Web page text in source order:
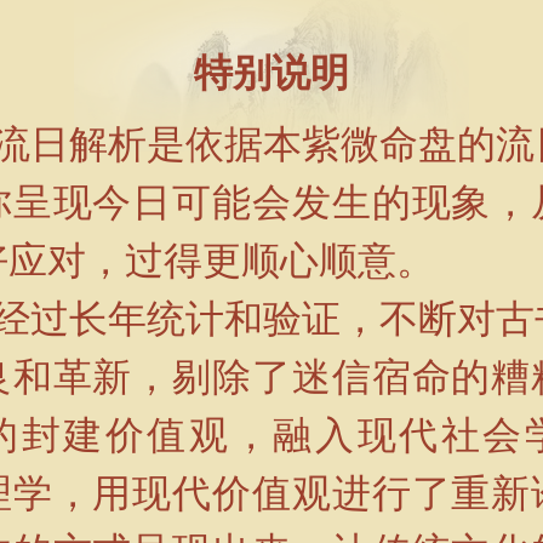
特别说明
日解析是依据本紫微命盘的
呈现今日可能会发生的现象，
对，过得更顺心顺意。
过长年统计和验证，不断对
和革新，剔除了迷信宿命的糟
封建价值观，融入现代社会
学，用现代价值观进行了重新